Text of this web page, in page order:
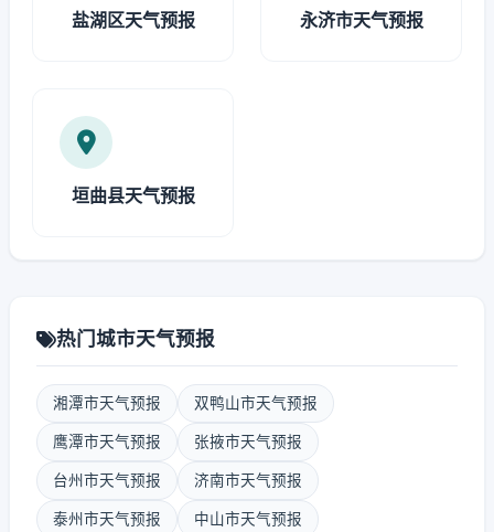
盐湖区天气预报 永济市天气预报
垣曲县天气预报
热门城市天气预报
湘潭市天气预报 双鸭山市天气预报
鹰潭市天气预报 张掖市天气预报
台州市天气预报 济南市天气预报
泰州市天气预报 中山市天气预报